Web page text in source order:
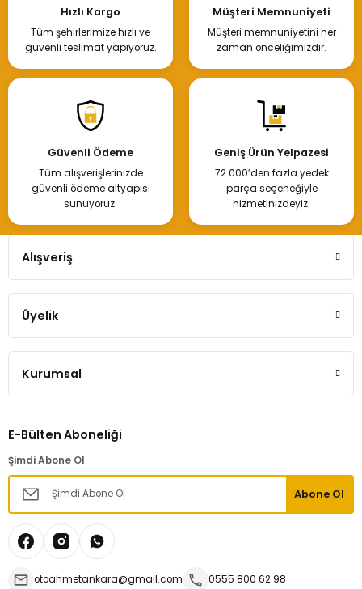
Hızlı Kargo
Tüm şehirlerimize hızlı ve
güvenli teslimat yapıyoruz.
Müşteri Memnuniyeti
Müşteri memnuniyetini her
zaman önceliğimizdir.
Güvenli Ödeme
Tüm alışverişlerinizde
güvenli ödeme altyapısı
sunuyoruz.
Geniş Ürün Yelpazesi
72.000’den fazla yedek
parça seçeneğiyle
hizmetinizdeyiz.
Alışveriş
Üyelik
Kurumsal
E-Bülten Aboneliği
Şimdi Abone Ol
Abone Ol
otoahmetankara@gmail.com 0555 800 62 98